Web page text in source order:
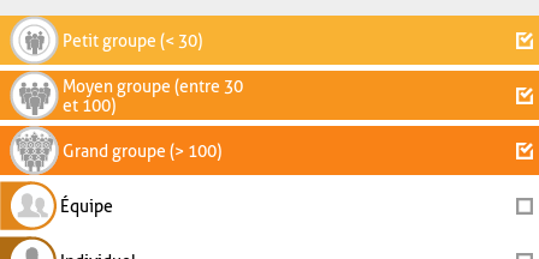
Petit groupe (< 30)
Moyen groupe (entre 30
et 100)
Grand groupe (> 100)
Équipe